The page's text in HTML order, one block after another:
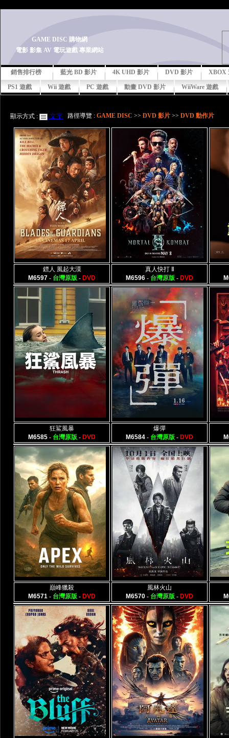
GAME DISC 購物網
電影 影集 AV 電玩遊戲 專業網站
銷售排行榜 藍光 BD 影片 4K UHD 影片 DVD 影片 XBOX
PS1 遊戲 Wii 遊戲 PC 遊戲 動畫 DVD 影片 WiiWare 遊戲
顯示方式 : 文字 路徑導覽 : GAME DISC >> DVD 影片 >> DVD 動作片
鏢人 風起大漠
M6597 - 台灣原版 - DVD
真人快打 Ⅱ
M6596 - 台灣原版 - DVD
狂鯊風暴
M6585 - 台灣原版 - DVD
爆彈
M6584 - 台灣原版 - DVD
巔峰獵殺
M6571 - 台灣原版 - DVD
風林火山
M6570 - 台灣原版 - DVD